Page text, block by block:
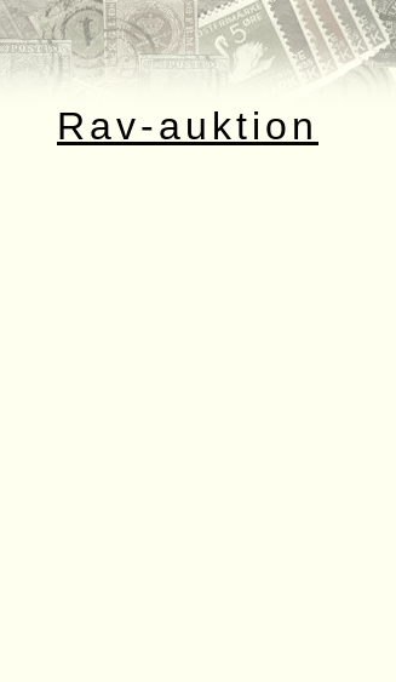
Rav-auktion